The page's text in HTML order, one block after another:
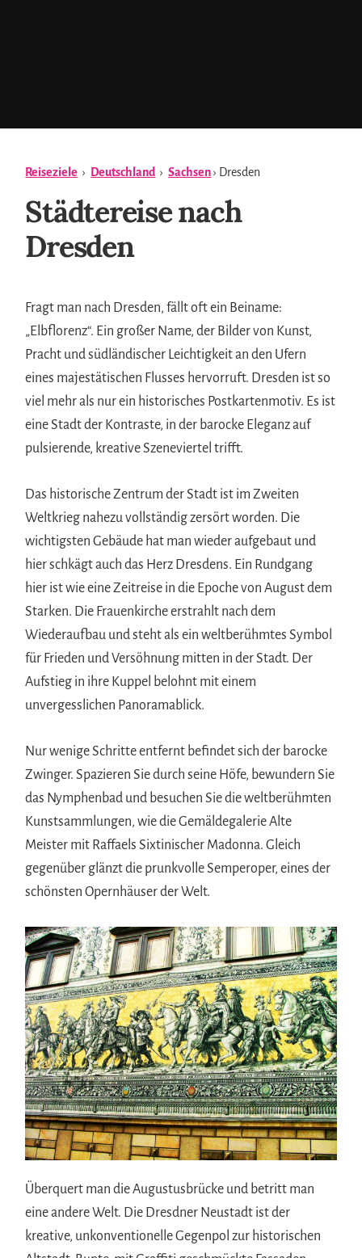
Reiseziele › Deutschland › Sachsen› Dresden
Städtereise nach
Dresden
Fragt man nach Dresden, fällt oft ein Beiname:
„Elbflorenz“. Ein großer Name, der Bilder von Kunst,
Pracht und südländischer Leichtigkeit an den Ufern
eines majestätischen Flusses hervorruft. Dresden ist so
viel mehr als nur ein historisches Postkartenmotiv. Es ist
eine Stadt der Kontraste, in der barocke Eleganz auf
pulsierende, kreative Szeneviertel trifft.
Das historische Zentrum der Stadt ist im Zweiten
Weltkrieg nahezu vollständig zersört worden. Die
wichtigsten Gebäude hat man wieder aufgebaut und
hier schkägt auch das Herz Dresdens. Ein Rundgang
hier ist wie eine Zeitreise in die Epoche von August dem
Starken. Die Frauenkirche erstrahlt nach dem
Wiederaufbau und steht als ein weltberühmtes Symbol
für Frieden und Versöhnung mitten in der Stadt. Der
Aufstieg in ihre Kuppel belohnt mit einem
unvergesslichen Panoramablick.
Nur wenige Schritte entfernt befindet sich der barocke
Zwinger. Spazieren Sie durch seine Höfe, bewundern Sie
das Nymphenbad und besuchen Sie die weltberühmten
Kunstsammlungen, wie die Gemäldegalerie Alte
Meister mit Raffaels Sixtinischer Madonna. Gleich
gegenüber glänzt die prunkvolle Semperoper, eines der
schönsten Opernhäuser der Welt.
Überquert man die Augustusbrücke und betritt man
eine andere Welt. Die Dresdner Neustadt ist der
kreative, unkonventionelle Gegenpol zur historischen